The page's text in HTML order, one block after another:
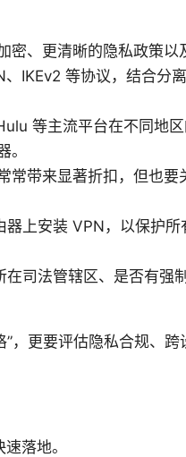
密、更清晰的隐私政策以
IKEv2 等协议，结合分
等主流平台在不同地区
。
带来显著折扣，但也要
上安装 VPN，以保护
司法管辖区、是否有强
，更要评估隐私合规、
落地。